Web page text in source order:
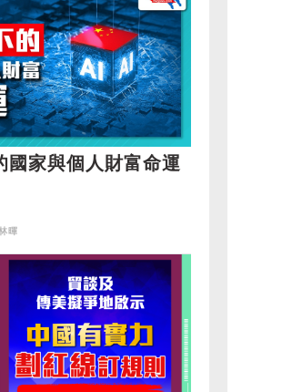
國家與個人財富命運
暉